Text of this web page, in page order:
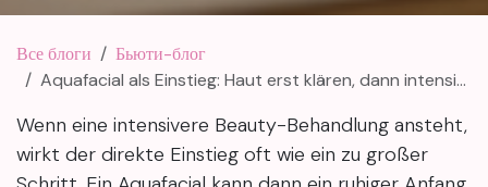
Все блоги
Бьюти-блог
Aquafacial als Einstieg: Haut erst klären, dann intensiver planen
Wenn eine intensivere Beauty-Behandlung ansteht,
wirkt der direkte Einstieg oft wie ein zu großer